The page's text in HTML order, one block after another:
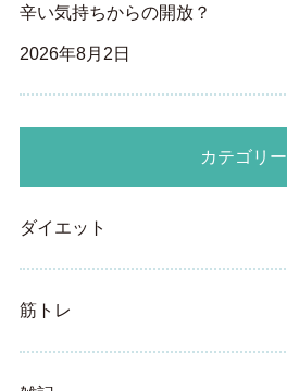
辛い気持ちからの開放？
2026年8月2日
カテゴリー
ダイエット
筋トレ